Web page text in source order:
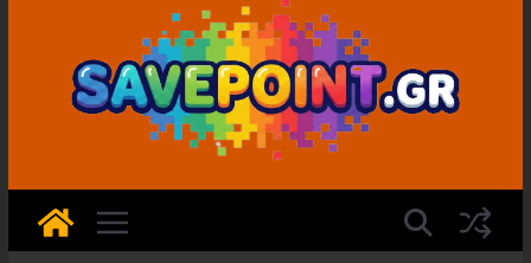
Reincarnation μετά την ανάμεικτη υποδοχή
Ξεκινήσαν οι προπαραγγελίες για το The
Walking Dead: Streets of Survival
Διαρροή-Βόμβα: Η Microsoft Φέρνει το
Backwards Compatibility των Original Xbox &
Xbox 360 στο PC